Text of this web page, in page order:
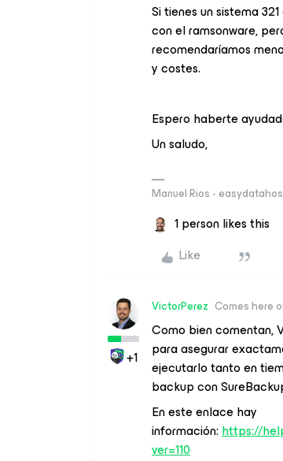
Si tienes un sistema
con el ramsonware,
recomendaríamos
y costes.
Espero haberte
Un saludo,
Manuel Rios -
1 person likes this
Like
+1
VictorPerez Comes here
Como bien comentan,
para asegurar
ejecutarlo tanto en
backup con
En este enlace hay
información:https://
ver=110